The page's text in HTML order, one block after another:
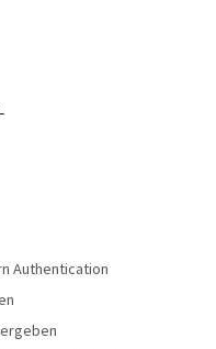
Authentication